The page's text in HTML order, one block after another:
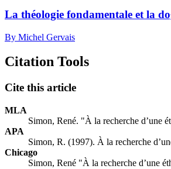
La théologie fondamentale et la
By Michel Gervais
Citation Tools
Cite this article
MLA
Simon, René. "À la recherche d’une
APA
Simon, R. (1997). À la recherche
Chicago
Simon, René "À la recherche d’une